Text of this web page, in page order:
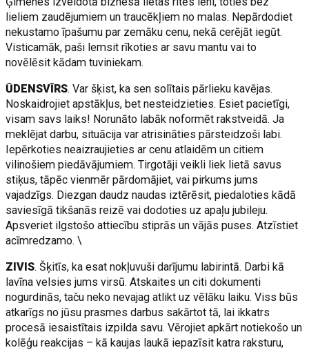
lieliem zaudējumiem un traucēkļiem no malas. Nepārdodiet
nekustamo īpašumu par zemāku cenu, nekā cerējāt iegūt.
Visticamāk, paši lemsit rīkoties ar savu mantu vai to
novēlēsit kādam tuviniekam.
ŪDENSVĪRS. Var šķist, ka sen solītais pārlieku kavējas.
Noskaidrojiet apstākļus, bet nesteidzieties. Esiet pacietīgi,
visam savs laiks! Norunāto labāk noformēt rakstveidā. Ja
meklējat darbu, situācija var atrisināties pārsteidzoši labi.
Iepērkoties neaizraujieties ar cenu atlaidēm un citiem
vilinošiem piedāvājumiem. Tirgotāji veikli liek lietā savus
stiķus, tāpēc vienmēr pārdomājiet, vai pirkums jums
vajadzīgs. Diezgan daudz naudas iztērēsit, piedaloties kādā
saviesīgā tikšanās reizē vai dodoties uz apaļu jubileju.
Apsveriet ilgstošo attiecību stiprās un vājās puses. Atzīstiet
acīmredzamo. \
ZIVIS. Šķitīs, ka esat nokļuvuši darījumu labirintā. Darbi kā
lavīna velsies jums virsū. Atskaites un citi dokumenti
nogurdinās, taču neko nevajag atlikt uz vēlāku laiku. Viss būs
atkarīgs no jūsu prasmes darbus sakārtot tā, lai ikkatrs
procesā iesaistītais izpilda savu. Vērojiet apkārt notiekošo un
kolēģu reakcijas – kā kaujas laukā iepazīsit katra raksturu,